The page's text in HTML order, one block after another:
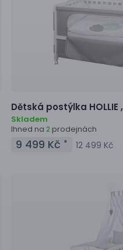
Dětská postýlka HOLLIE ,
Skladem
Ihned na 2 prodejnách
9 499 Kč * 12 499 Kč